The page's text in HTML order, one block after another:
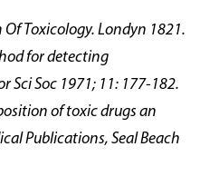
Toxicology. Londyn 1821.
for detecting
Sci Soc 1971; 11: 177-182.
of toxic drugs an
Publications, Seal Beach